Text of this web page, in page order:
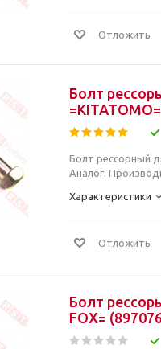
Отложить
Болт
Болт рессорный
Аналог.
Характеристики
Отложить
Болт
FOX=